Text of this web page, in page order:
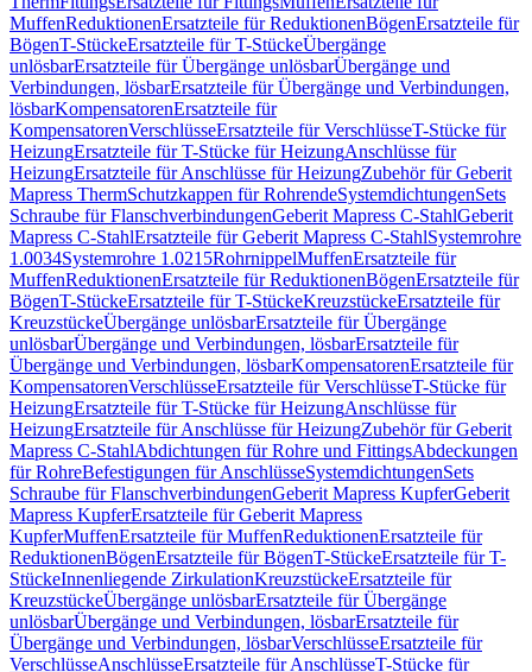
MuffenReduktionenErsatzteile für ReduktionenBögenErsatzteile für
BögenT-StückeErsatzteile für T-StückeÜbergänge
unlösbarErsatzteile für Übergänge unlösbarÜbergänge und
Verbindungen, lösbarErsatzteile für Übergänge und Verbindungen,
lösbarKompensatorenErsatzteile für
KompensatorenVerschlüsseErsatzteile für VerschlüsseT-Stücke für
HeizungErsatzteile für T-Stücke für HeizungAnschlüsse für
HeizungErsatzteile für Anschlüsse für HeizungZubehör für Geberit
Mapress ThermSchutzkappen für RohrendeSystemdichtungenSets
Schraube für FlanschverbindungenGeberit Mapress C-StahlGeberit
Mapress C-StahlErsatzteile für Geberit Mapress C-StahlSystemrohre
1.0034Systemrohre 1.0215RohrnippelMuffenErsatzteile für
MuffenReduktionenErsatzteile für ReduktionenBögenErsatzteile für
BögenT-StückeErsatzteile für T-StückeKreuzstückeErsatzteile für
KreuzstückeÜbergänge unlösbarErsatzteile für Übergänge
unlösbarÜbergänge und Verbindungen, lösbarErsatzteile für
Übergänge und Verbindungen, lösbarKompensatorenErsatzteile für
KompensatorenVerschlüsseErsatzteile für VerschlüsseT-Stücke für
HeizungErsatzteile für T-Stücke für HeizungAnschlüsse für
HeizungErsatzteile für Anschlüsse für HeizungZubehör für Geberit
Mapress C-StahlAbdichtungen für Rohre und FittingsAbdeckungen
für RohreBefestigungen für AnschlüsseSystemdichtungenSets
Schraube für FlanschverbindungenGeberit Mapress KupferGeberit
Mapress KupferErsatzteile für Geberit Mapress
KupferMuffenErsatzteile für MuffenReduktionenErsatzteile für
ReduktionenBögenErsatzteile für BögenT-StückeErsatzteile für T-
StückeInnenliegende ZirkulationKreuzstückeErsatzteile für
KreuzstückeÜbergänge unlösbarErsatzteile für Übergänge
unlösbarÜbergänge und Verbindungen, lösbarErsatzteile für
Übergänge und Verbindungen, lösbarVerschlüsseErsatzteile für
VerschlüsseAnschlüsseErsatzteile für AnschlüsseT-Stücke für